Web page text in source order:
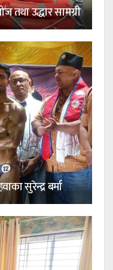
तथा उद्धार सामग्री
सुरेन्द्र बर्मा